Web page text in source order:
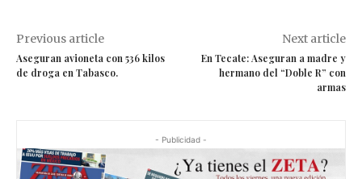
Previous article
Aseguran avioneta con 536 kilos
de droga en Tabasco.
Next article
En Tecate: Aseguran a madre y
hermano del “Doble R” con
armas
- Publicidad -